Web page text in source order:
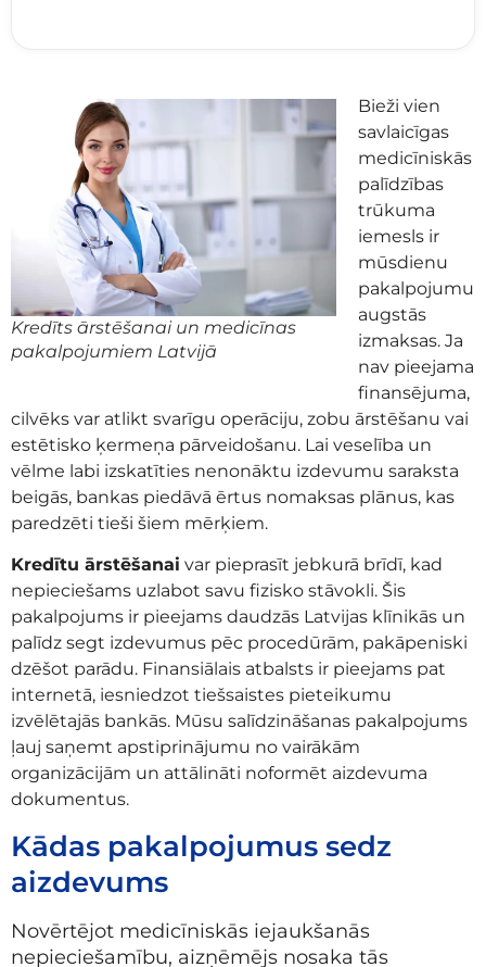
Kredīts ārstēšanai un medicīnas
pakalpojumiem Latvijā
Bieži vien
savlaicīgas
medicīniskās
palīdzības
trūkuma
iemesls ir
mūsdienu
pakalpojumu
augstās
izmaksas. Ja
nav pieejama
finansējuma,
cilvēks var atlikt svarīgu operāciju, zobu ārstēšanu vai
estētisko ķermeņa pārveidošanu. Lai veselība un
vēlme labi izskatīties nenonāktu izdevumu saraksta
beigās, bankas piedāvā ērtus nomaksas plānus, kas
paredzēti tieši šiem mērķiem.
Kredītu ārstēšanai var pieprasīt jebkurā brīdī, kad
nepieciešams uzlabot savu fizisko stāvokli. Šis
pakalpojums ir pieejams daudzās Latvijas klīnikās un
palīdz segt izdevumus pēc procedūrām, pakāpeniski
dzēšot parādu. Finansiālais atbalsts ir pieejams pat
internetā, iesniedzot tiešsaistes pieteikumu
izvēlētajās bankās. Mūsu salīdzināšanas pakalpojums
ļauj saņemt apstiprinājumu no vairākām
organizācijām un attālināti noformēt aizdevuma
dokumentus.
Kādas pakalpojumus sedz
aizdevums
Novērtējot medicīniskās iejaukšanās
nepieciešamību, aizņēmējs nosaka tās